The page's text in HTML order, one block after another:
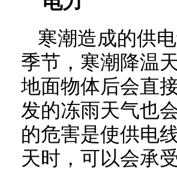
寒潮造成的供
季节，寒潮降温
地面物体后会直
发的冻雨天气也
的危害是使供电
天时，可以会承